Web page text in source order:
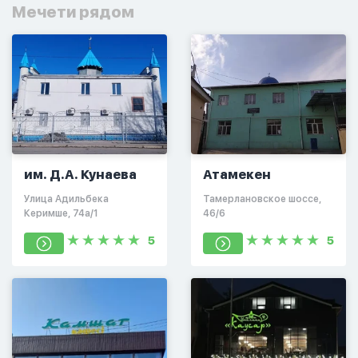
Мечети рядом
им. Д.А. Кунаева
​Улица Адильбека
Керимше, 74а/1
5
Атамекен
​Тамерлановское шоссе,
46/6
5